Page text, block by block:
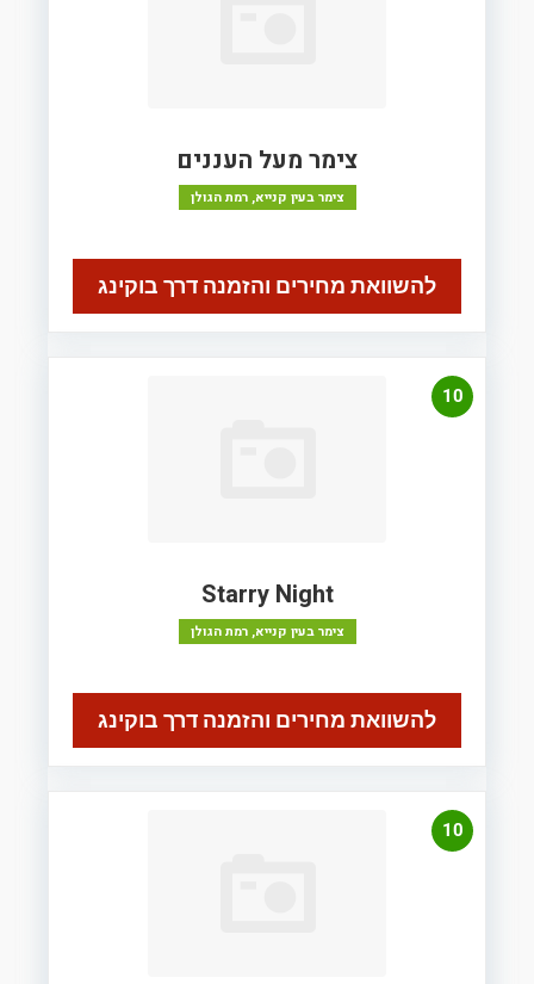
צימר מעל העננים
צימר בעין קנייא, רמת הגולן
להשוואת מחירים והזמנה דרך בוקינג
10
Starry Night
צימר בעין קנייא, רמת הגולן
להשוואת מחירים והזמנה דרך בוקינג
10